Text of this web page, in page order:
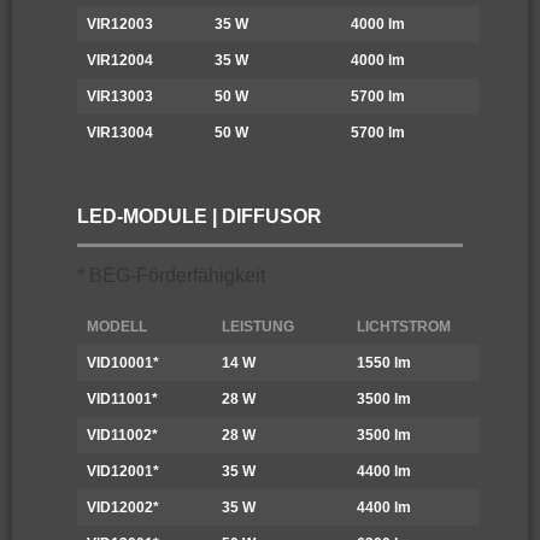
VIR12003 35 W 4000 lm
VIR12004 35 W 4000 lm
VIR13003 50 W 5700 lm
VIR13004 50 W 5700 lm
LED-MODULE | DIFFUSOR
MODELL LEISTUNG LICHTSTROM
VID10001* 14 W 1550 lm
VID11001* 28 W 3500 lm
VID11002* 28 W 3500 lm
VID12001* 35 W 4400 lm
VID12002* 35 W 4400 lm